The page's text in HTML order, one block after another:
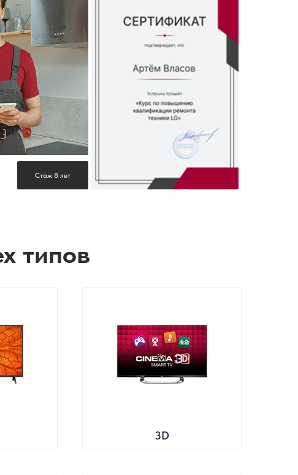
Стаж 8 лет
типов
3D